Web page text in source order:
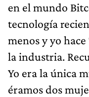
en el mundo
tecnología
menos y yo
la industria.
Yo era la única
éramos dos